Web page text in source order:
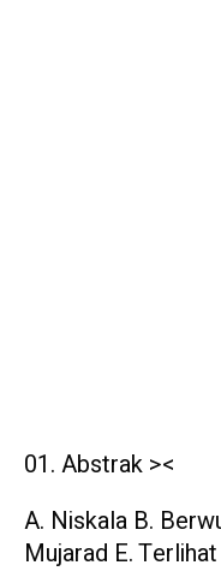
Abstrak ><
A. Niskala B.
Mujarad E. Terlihat